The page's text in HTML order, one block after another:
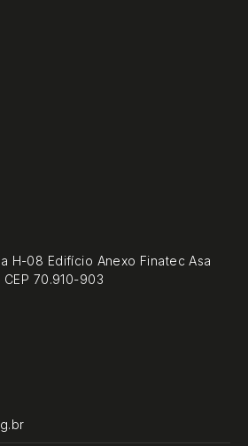
H-08 Edifício Anexo Finatec Asa
70.910-903